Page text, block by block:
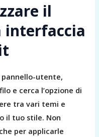
il
interfaccia
pannello-utente,
e cerca l’opzione di
tra vari temi e
il tuo stile. Non
per applicarle